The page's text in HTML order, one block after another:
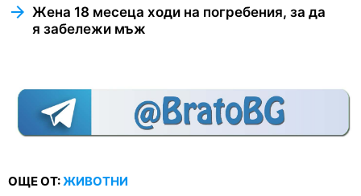
Жена 18 месеца ходи на погребения, за да
я забележи мъж
ОЩЕ ОТ:ЖИВОТНИ